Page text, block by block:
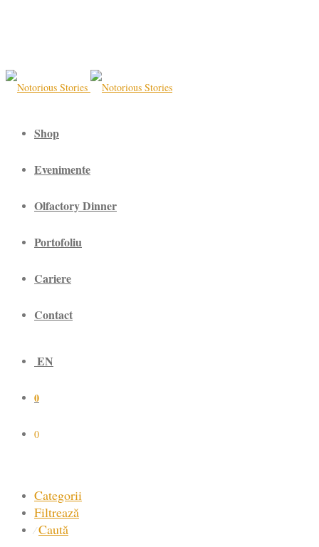
Shop
Evenimente
Olfactory Dinner
Portofoliu
Cariere
Contact
EN
0
0
Categorii
Filtrează
⁄ Caută